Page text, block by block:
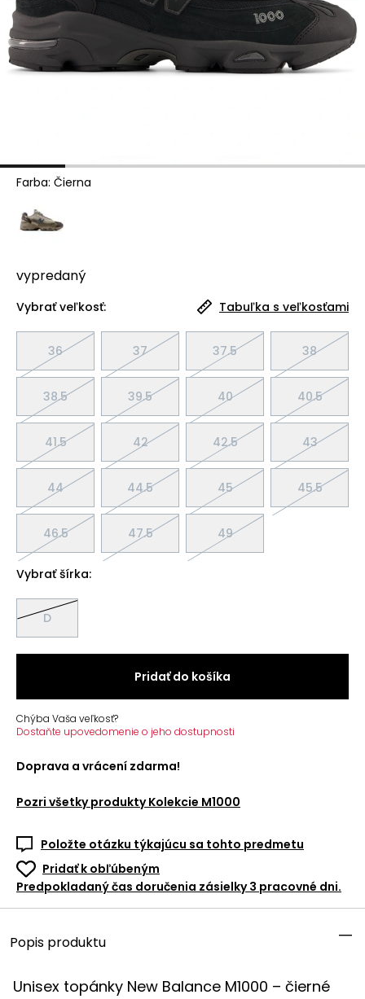
Farba: Čierna
vypredaný
Vybrať veľkosť: Tabuľka s veľkosťami
36 37 37.5 38
38.5 39.5 40 40.5
41.5 42 42.5 43
44 44.5 45 45.5
46.5 47.5 49
Vybrať šírka:
D
Pridať do košíka
Chýba Vaša veľkosť?
Dostaňte upovedomenie o jeho dostupnosti
Doprava a vrácení zdarma!
Pozri všetky produkty Kolekcie M1000
Položte otázku týkajúcu sa tohto predmetu
Pridať k obľúbeným
Predpokladaný čas doručenia zásielky 3 pracovné dni.
Popis produktu
Unisex topánky New Balance M1000 – čierné